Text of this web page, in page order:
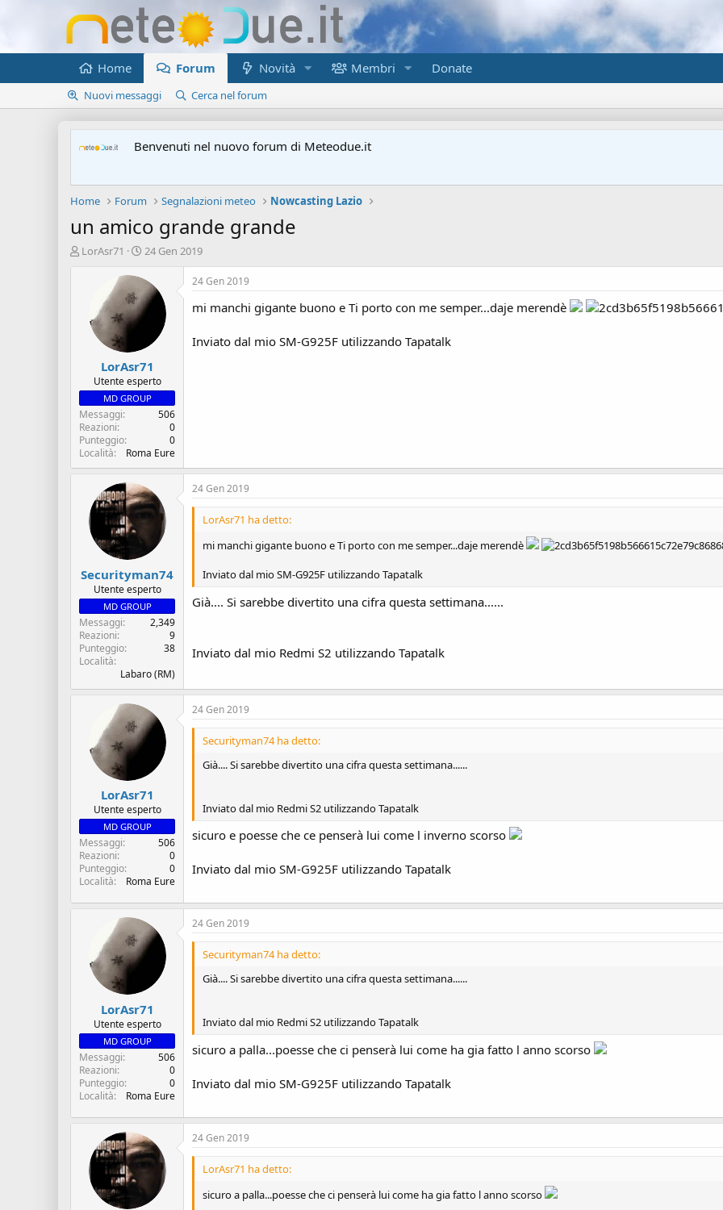
Home Forum Novità Membri Donate
Nuovi messaggi Cerca nel forum
Benvenuti nel nuovo forum di Meteodue.it
Home Forum Segnalazioni meteo Nowcasting Lazio
un amico grande grande
A
u
s
s
i
o
n
LorAsr71
D
t
a
d
n
i
z
i
o
24 Gen 2019
LorAsr71
Utente esperto
MD GROUP
Messaggi
506
Reazioni
0
Punteggio
0
Località
Roma Eure
24 Gen 2019
mi manchi gigante buono e Ti porto con me semper...daje merendè
Inviato dal mio SM-G925F utilizzando Tapatalk
Securityman74
Utente esperto
MD GROUP
Messaggi
2,349
Reazioni
9
Punteggio
38
Località
Labaro (RM)
24 Gen 2019
LorAsr71 ha detto:
mi manchi gigante buono e Ti porto con me semper...daje merendè
Inviato dal mio SM-G925F utilizzando Tapatalk
Già.... Si sarebbe divertito una cifra questa settimana......
Inviato dal mio Redmi S2 utilizzando Tapatalk
LorAsr71
Utente esperto
MD GROUP
Messaggi
506
Reazioni
0
Punteggio
0
Località
Roma Eure
24 Gen 2019
Securityman74 ha detto:
Già.... Si sarebbe divertito una cifra questa settimana......
Inviato dal mio Redmi S2 utilizzando Tapatalk
sicuro e poesse che ce penserà lui come l inverno scorso
Inviato dal mio SM-G925F utilizzando Tapatalk
LorAsr71
Utente esperto
MD GROUP
Messaggi
506
Reazioni
0
Punteggio
0
Località
Roma Eure
24 Gen 2019
Securityman74 ha detto:
Già.... Si sarebbe divertito una cifra questa settimana......
Inviato dal mio Redmi S2 utilizzando Tapatalk
sicuro a palla...poesse che ci penserà lui come ha gia fatto l anno scorso
Inviato dal mio SM-G925F utilizzando Tapatalk
24 Gen 2019
LorAsr71 ha detto:
sicuro a palla...poesse che ci penserà lui come ha gia fatto l anno scorso